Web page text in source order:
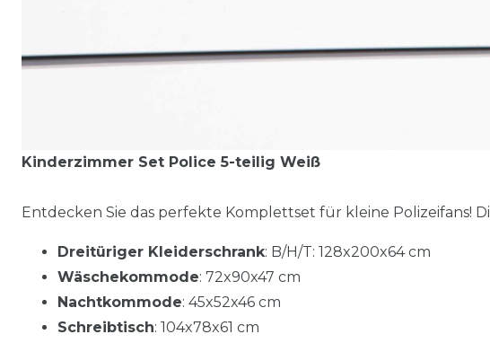
Kinderzimmer Set Police 5-teilig Weiß
Entdecken Sie das perfekte Komplettset für kleine Polizeifans!
Dreitüriger Kleiderschrank: B/H/T: 128x200x64 cm
Wäschekommode: 72x90x47 cm
Nachtkommode: 45x52x46 cm
Schreibtisch: 104x78x61 cm